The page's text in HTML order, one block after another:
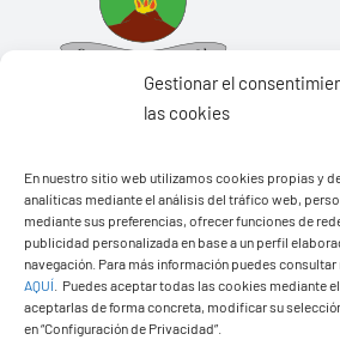
Gestionar el
las cookies
En nuestro sitio web utilizamos cookies propias y
analíticas mediante el análisis del tráfico web,
mediante sus preferencias, ofrecer funciones de
publicidad personalizada en base a un perfil
navegación. Para más información puedes
AQUÍ
Puedes aceptar todas las cookies mediante
aceptarlas de forma concreta, modificar su
en “Configuración de Privacidad”.
Ayuntamiento de Yaiza
Pza. de Los Remedios, 1
35570 – Yaiza
Tel:928 83 62 20